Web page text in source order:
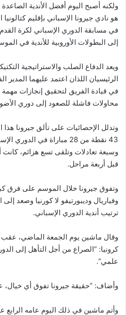
ولكنه أصبح اليوم أفضل الأندية الصاعدة
هو نادي جيرونا الإسباني بإقليم
في مسابقة الدوري الإسباني لكرة القدم
إلى البطولات الأوروبية للأندية في
ويعد الدفاع الصلب والاستراتيجية
الرئيسيان اللذان اعتمد عليهما المدير
في قيادة الفريق لتحقيق إنجازات
محاولات فاشلة للصعود إلى دوري
وتدلل الإحصائيات على تألق جيرونا
وسبعة تعادلات وتلقى تسع هزائم، كانت
قبل أربعة مراحل.
وتفوق جيرونا خلال الموسم على فرق
وفياريال وديبورتيفو لا كورنيا وصعد
ترتيب أندية الدوري الإسباني.
وقال ماشين يوم الجمعة الماضي، عقب
كرونيا: “الصراع من أجل التأهل إلى
علمي”.
وأضاف: “حقيقة جيرونا تفوق أي خيال،
وأتم ماشين في ذلك اليوم عامه الرابع